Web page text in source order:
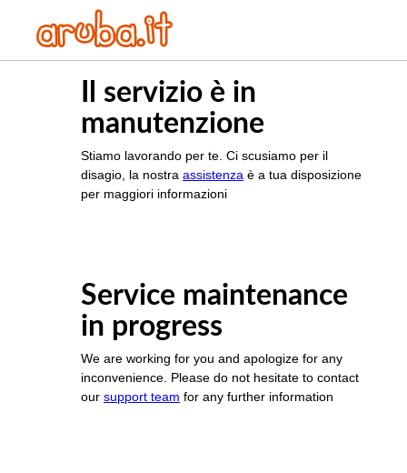
Il servizio è in
manutenzione
Stiamo lavorando per te. Ci scusiamo per il
disagio, la nostra assistenza è a tua disposizione
per maggiori informazioni
Service maintenance
in progress
We are working for you and apologize for any
inconvenience. Please do not hesitate to contact
our support team for any further information